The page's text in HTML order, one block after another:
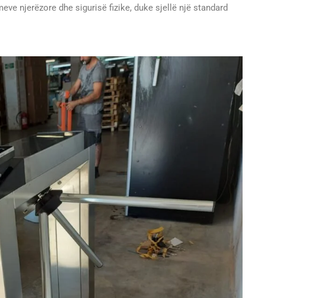
njerëzore dhe sigurisë fizike, duke sjellë një standard